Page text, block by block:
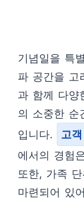
기념일을 특
파 공간을 고
과 함께 다양
의 소중한 순
입니다.
고
에서의 경험
또한, 가족
마련되어 있